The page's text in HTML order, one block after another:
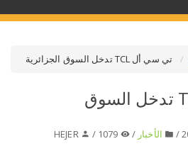
اختر قطاع / القطاعات
حدد ملفا
تي سي أل TCL تدخل السوق الجزائرية
تي سي أل TCL تدخل السوق
الأخبار /
HEJER